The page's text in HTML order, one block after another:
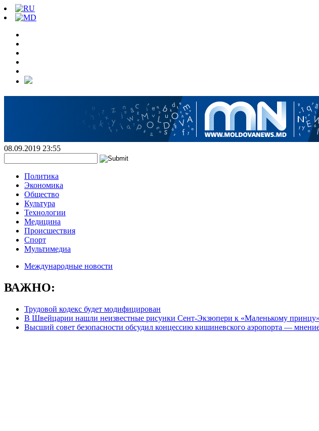
08.09.2019 23:55
Политика
Экономика
Общество
Культура
Технологии
Медицина
Происшествия
Спорт
Мультимедиа
Международные новости
ВАЖНО:
Трудовой кодекс будет модифицирован
В Швейцарии нашли неизвестные рисунки Сент-Экзюпери к «Маленькому принцу»
Высший совет безопасности обсудил концессию кишиневского аэропорта —